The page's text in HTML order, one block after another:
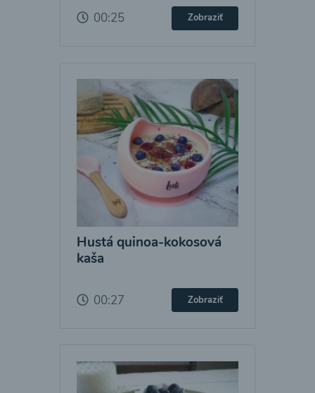
00:25 Zobraziť
Hustá quinoa-kokosová
kaša
00:27 Zobraziť